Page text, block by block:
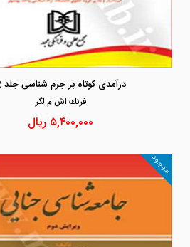
درآمدی کوتاه بر جرم شناسی جلد 2
فرنك اش م لگر
۵,۴۰۰,۰۰۰ ریال
موجود